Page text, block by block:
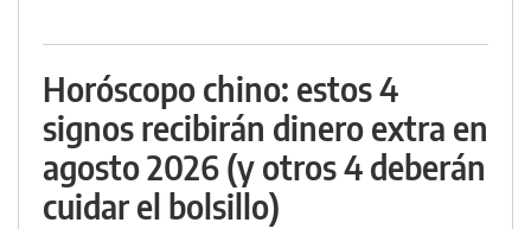
Horóscopo chino: estos 4
signos recibirán dinero extra en
agosto 2026 (y otros 4 deberán
cuidar el bolsillo)